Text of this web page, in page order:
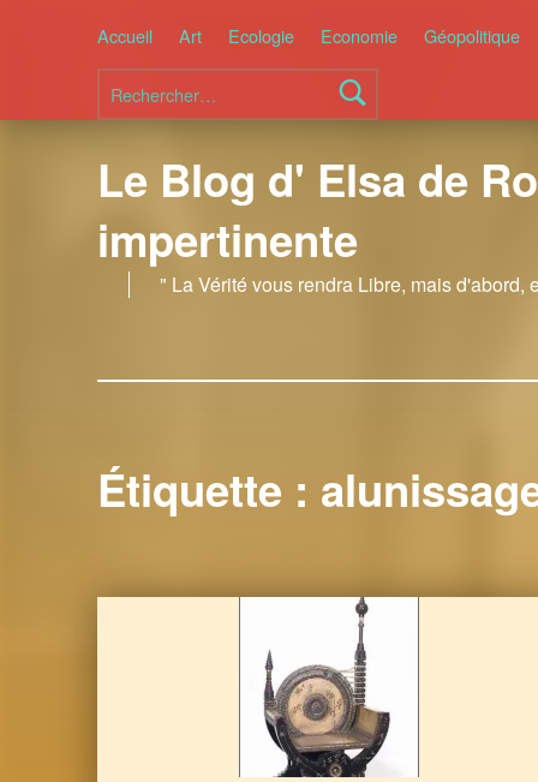
Rechercher :
Accueil Art Ecologie Economie Géopolitique
Le Blog d' Elsa de
impertinente
" La Vérité vous rendra Libre, mais d'abord,
Étiquette :